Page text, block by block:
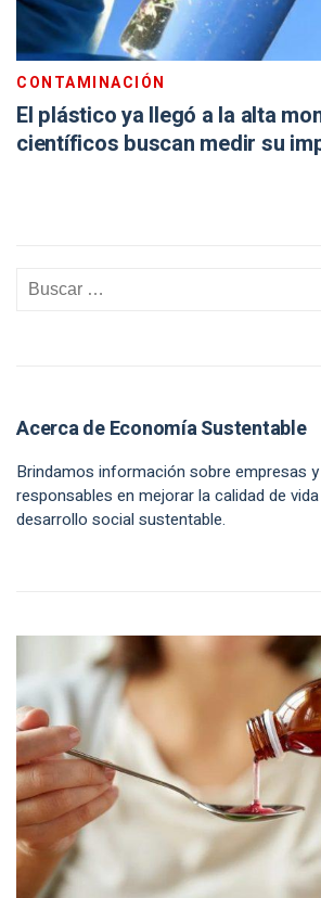
CONTAMINACIÓN
El plástico ya llegó a la alta
científicos buscan medir su
Acerca de Economía Sustentable
Brindamos información sobre empresas
responsables en mejorar la calidad de
desarrollo social sustentable.